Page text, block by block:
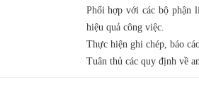
Phối hợp với các bộ phận
hiệu quả công việc.
Thực hiện ghi chép, báo
Tuân thủ các quy định về